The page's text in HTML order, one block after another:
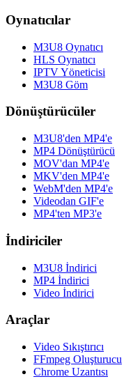
Oynatıcılar
M3U8 Oynatıcı
HLS Oynatıcı
IPTV Yöneticisi
M3U8 Göm
Dönüştürücüler
M3U8'den MP4'e
MP4 Dönüştürücü
MOV'dan MP4'e
MKV'den MP4'e
WebM'den MP4'e
Videodan GIF'e
MP4'ten MP3'e
İndiriciler
M3U8 İndirici
MP4 İndirici
Video İndirici
Araçlar
Video Sıkıştırıcı
FFmpeg Oluşturucu
Chrome Uzantısı